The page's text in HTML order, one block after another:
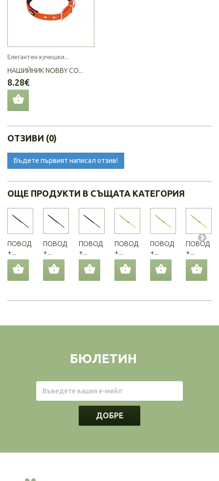
Елегантен кучешки...
НАШИЙНИК NOBBY CO...
8.28€
ОТЗИВИ (0)
Бъдете първият написал отзив!
ОЩЕ ПРОДУКТИ В СЪЩАТА КАТЕГОРИЯ
ПОВОД
+...
ПОВОД
+...
ПОВОД
+...
ПОВОД
+...
ПОВОД
+...
ПОВОД
+...
БЮЛЕТИН
ДОБРЕ